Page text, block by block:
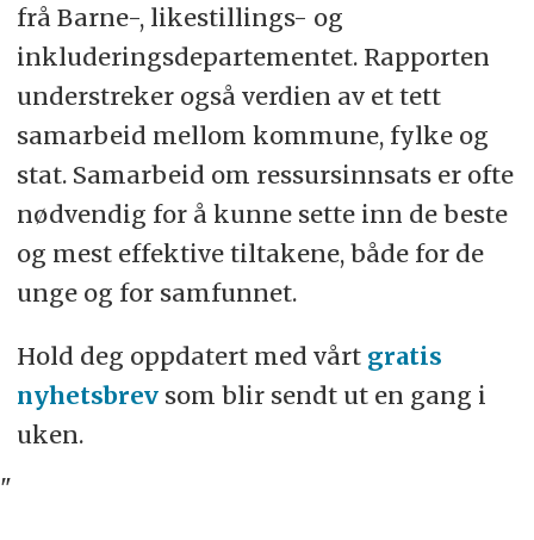
frå Barne-, likestillings- og
inkluderingsdepartementet. Rapporten
understreker også verdien av et tett
samarbeid mellom kommune, fylke og
stat. Samarbeid om ressursinnsats er ofte
nødvendig for å kunne sette inn de beste
og mest effektive tiltakene, både for de
unge og for samfunnet.
Hold deg oppdatert med vårt gratis
nyhetsbrevsom blir sendt ut en gang i
uken.
"